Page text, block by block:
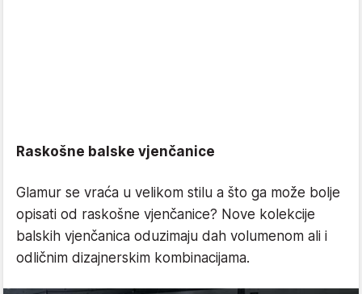
Raskošne balske vjenčanice
Glamur se vraća u velikom stilu a što ga može bolje
opisati od raskošne vjenčanice? Nove kolekcije
balskih vjenčanica oduzimaju dah volumenom ali i
odličnim dizajnerskim kombinacijama.